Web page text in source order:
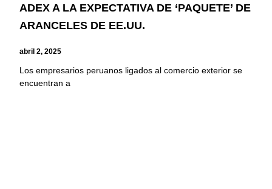
ADEX A LA EXPECTATIVA DE ‘PAQUETE’ DE
ARANCELES DE EE.UU.
abril 2, 2025
Los empresarios peruanos ligados al comercio exterior se
encuentran a